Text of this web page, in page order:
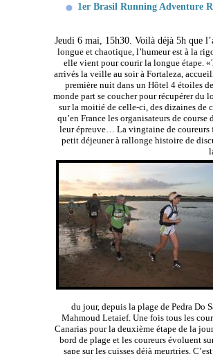
1er Brasil Running Adventure
Jeudi 6 mai, 15h30. Voilà déjà 5h que
longue et chaotique, l’humeur est à la
elle vient pour courir la longue étape.
arrivés la veille au soir à Fortaleza,
première nuit dans un Hôtel 4 étoiles
monde part se coucher pour récupérer du
sur la moitié de celle-ci, des dizaines de
qu’en France les organisateurs de
leur épreuve… La vingtaine de coureurs
petit déjeuner à rallonge histoire de
du jour, depuis la plage de Pedra Do
Mahmoud Letaief. Une fois tous les
Canarias pour la deuxième étape de la
bord de plage et les coureurs évoluent
sape sur les cuisses déjà meurtries.